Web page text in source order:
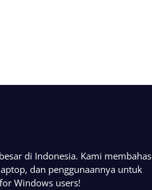
di Indonesia. Kami membahas
dan penggunaannya untuk
Windows users!